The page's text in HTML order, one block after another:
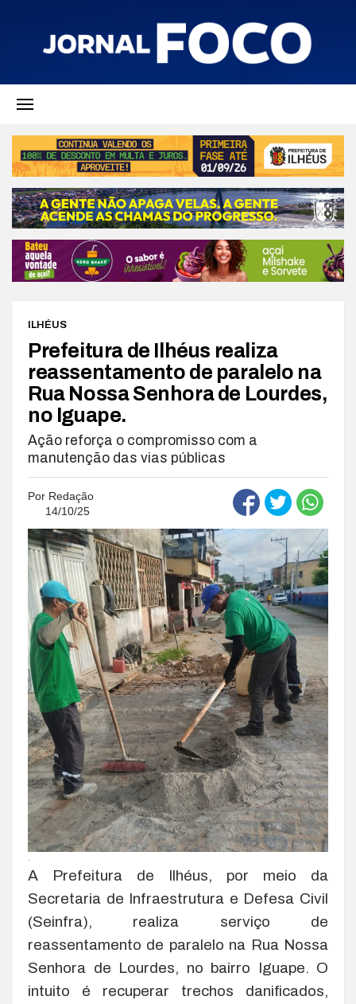
ILHÉUS
Prefeitura de Ilhéus realiza
reassentamento de paralelo na
Rua Nossa Senhora de Lourdes,
no Iguape.
Ação reforça o compromisso com a
manutenção das vias públicas
Por Redação
14/10/25
A Prefeitura de Ilhéus, por meio da
Secretaria de Infraestrutura e Defesa Civil
(Seinfra), realiza serviço de
reassentamento de paralelo na Rua Nossa
Senhora de Lourdes, no bairro Iguape. O
intuito é recuperar trechos danificados,